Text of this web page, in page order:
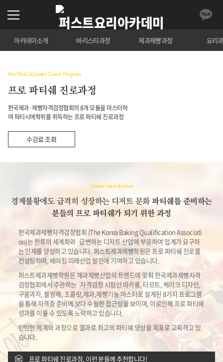
아카데미소개 바리스타과정 제과제빵과정 요리
Pro P&#226;tissier Career Program
프로 파티쉐 진로과정
한국제과·제빵자격검정협회의 8개 모듈을 마스터하
여 파티시에학위를 취득하는 프로 파티쉐 진로과정
수강료 조회
Course Introduction
경제불황에도 급격히 성장하는 디저트 문화파티쉐를 준비하는
분들의 프로 파티쉐가 되기 위한 과정
한국제과제빵자격검정협회 (The Korea Baking Qualification Associati
on)는 한류의 세계화와 급변하는 디저트 산업에 부응하여 업계가 요구하
는 인재를 양성하고 있습니다.퍼스트제과제빵학원은 프로 파티쉐 진로를
컨설팅하며, 베이킹 미래산업 발전에 기여하고 있습니다.
퍼스트제과제빵학원은 제과제빵산업의 트렌드에 맞춰 한국제과제빵자격
검정협회에서 주관하는 자격검정 시험인 마카롱, 타르트, 케이크 디자인,
구움과자, 블랑제, 초콜릿,제과,제빵기능 마스터로 설계된 8가지 프로그램
을 통해 자격증 준비에 보다 수월한 접근성을 보이며, 이로인해 프로 파티쉐
성과를 이룰 수 있도록 노력하고 있습니다.
탄탄한 체계와 과정으로 결과로 최고의 파티쉐 양성을 목표로 교육하고 있
습니다.
프로 파티쉐 진로과정, 이런 분들께 추천합니다!